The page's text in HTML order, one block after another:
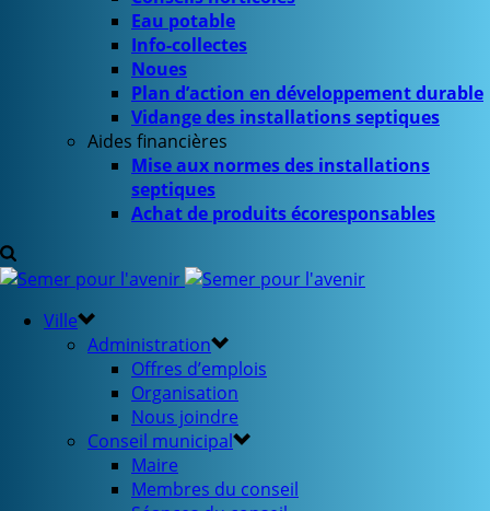
Eau potable
Info-collectes
Noues
Plan d’action en développement durable
Vidange des installations septiques
Aides financières
Mise aux normes des installations
septiques
Achat de produits écoresponsables
Ville
Administration
Offres d’emplois
Organisation
Nous joindre
Conseil municipal
Maire
Membres du conseil